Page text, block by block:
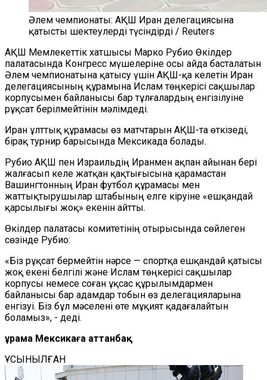
Әлем чемпионаты: АҚШ Иран делегациясына
қатысты шектеулерді түсіндірді / Reuters
АҚШ Мемлекеттік хатшысы Марко Рубио Өкілдер
палатасында Конгресс мүшелеріне осы айда басталатын
Әлем чемпионатына қатысу үшін АҚШ-қа келетін Иран
делегациясының құрамына Ислам төңкерісі сақшылар
корпусымен байланысы бар тұлғалардың енгізілуіне
рұқсат берілмейтінін мәлімдеді.
Иран ұлттық құрамасы өз матчтарын АҚШ-та өткізеді,
бірақ турнир барысында Мексикада болады.
Рубио АҚШ пен Израильдің Иранмен ақпан айынан бері
жалғасып келе жатқан қақтығысына қарамастан
Вашингтонның Иран футбол құрамасы мен
жаттықтырушылар штабының елге кіруіне «ешқандай
қарсылығы жоқ» екенін айтты.
Өкілдер палатасы комитетінің отырысында сөйлеген
сөзінде Рубио:
«Біз рұқсат бермейтін нәрсе — спортқа ешқандай қатысы
жоқ екені белгілі және Ислам төңкерісі сақшылар
корпусы немесе соған ұқсас құрылымдармен
байланысы бар адамдар тобын өз делегацияларына
енгізуі. Біз бұл мәселені өте мұқият қадағалайтын
боламыз», - деді.
Құрама Мексикаға аттанбақ
ҰСЫНЫЛҒАН